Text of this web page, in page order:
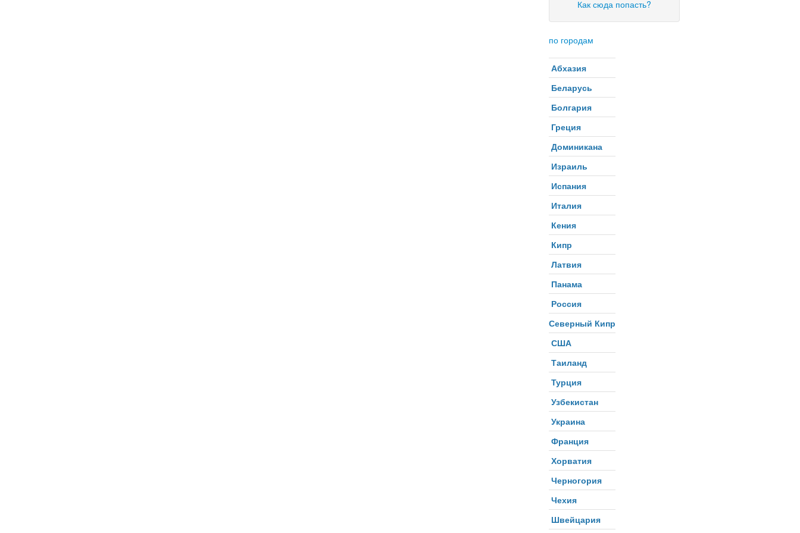
Как сюда попасть?
по городам
Абхазия
Беларусь
Болгария
Греция
Доминикана
Израиль
Испания
Италия
Кения
Кипр
Латвия
Панама
Россия
Северный Кипр
США
Таиланд
Турция
Узбекистан
Украина
Франция
Хорватия
Черногория
Чехия
Швейцария